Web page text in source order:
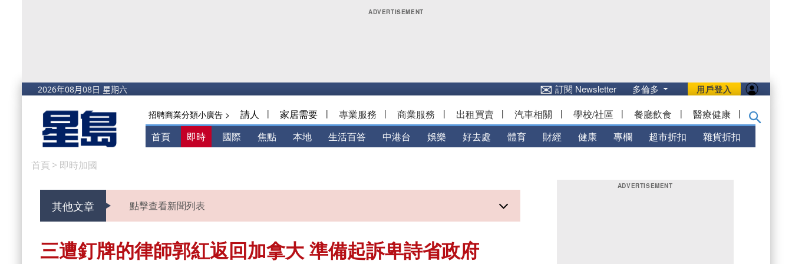
用戶登入
✉訂閱 Newsletter 多倫多
招聘商業分類小廣告 > 請人 | 家居需要 | 專業服務 | 商業服務 | 出租買賣 | 汽車相關 | 學校/社區 | 餐廳飲食 | 醫療健康 |
首頁 即時 國際 焦點 本地 生活百答 中港台 娛樂 好去處 體育 財經 健康 專欄 超市折扣 雜貨折扣
首頁 > 即時加國
其他文章 點擊查看新聞列表
三遭釘牌的律師郭紅返回加拿大 準備起訴卑詩省政府